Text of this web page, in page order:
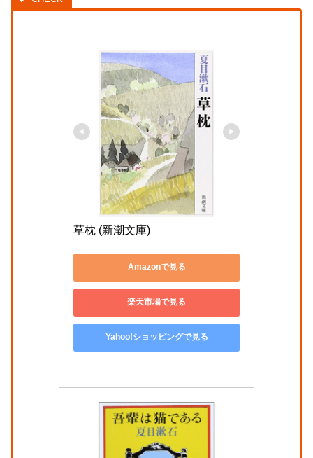
草枕 (新潮文庫)
Amazonで見る
楽天市場で見る
Yahoo!ショッピングで見る